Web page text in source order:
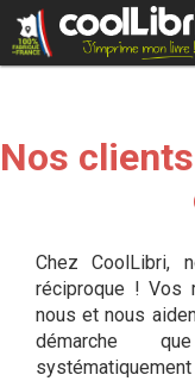
Nos
Chez CoolLibri,
réciproque ! Vos
nous et nous
démarche